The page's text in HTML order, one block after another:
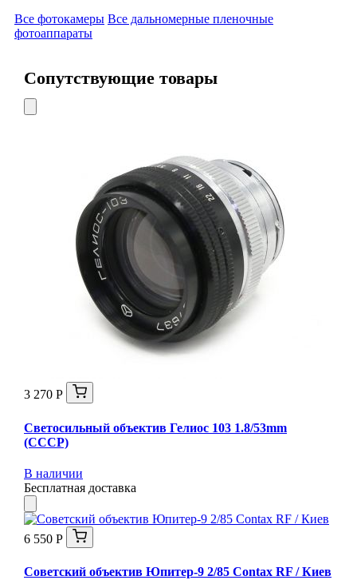
Все фотокамеры Все дальномерные пленочные
фотоаппараты
Сопутствующие товары
3 270 Р
Светосильный объектив Гелиос 103 1.8/53mm
(СССР)
В наличии
Бесплатная доставка
6 550 Р
Советский объектив Юпитер-9 2/85 Contax RF / Киев